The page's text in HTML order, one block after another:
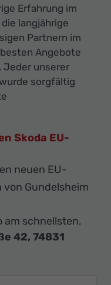
Erfahrung im
langjährige
Partnern im
Angebote
Jeder unserer
sorgfältig
Skoda EU-
neuen EU-
Gundelsheim
am schnellsten.
42, 74831